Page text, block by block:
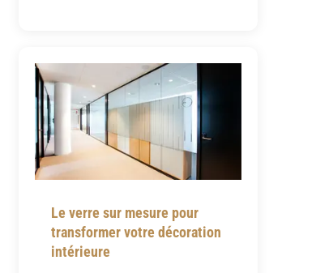
Le verre sur mesure pour
transformer votre décoration
intérieure